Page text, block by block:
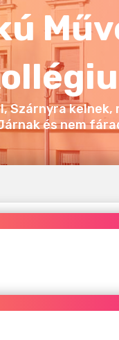
Szárnyra kelnek,
és nem